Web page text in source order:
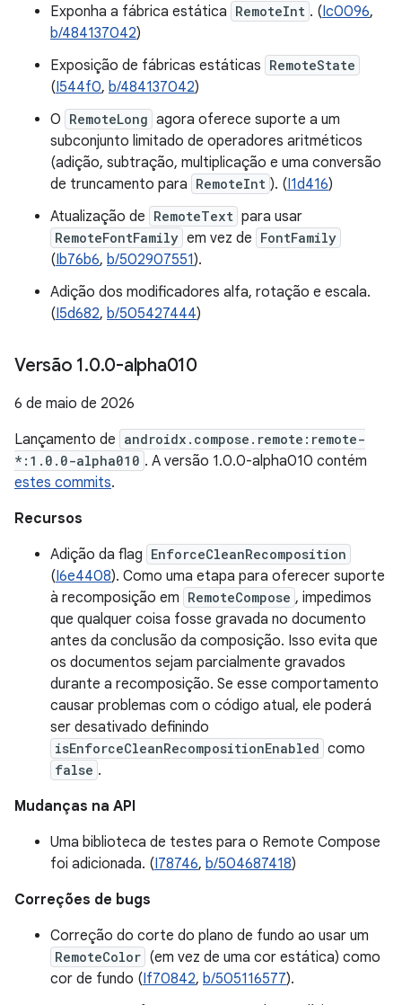
Exponha a fábrica estática RemoteInt . (Ic0096,
b/484137042)
Exposição de fábricas estáticas RemoteState
(I544f0, b/484137042)
O RemoteLong agora oferece suporte a um
subconjunto limitado de operadores aritméticos
(adição, subtração, multiplicação e uma conversão
de truncamento para RemoteInt ). (I1d416)
Atualização de RemoteText para usar
RemoteFontFamily em vez de FontFamily
(Ib76b6, b/502907551).
Adição dos modificadores alfa, rotação e escala.
(I5d682, b/505427444)
Versão 1.0.0-alpha010
6 de maio de 2026
Lançamento de androidx.compose.remote:remote-
*:1.0.0-alpha010 . A versão 1.0.0-alpha010 contém
estes commits.
Recursos
Adição da flag EnforceCleanRecomposition
(I6e4408). Como uma etapa para oferecer suporte
à recomposição em RemoteCompose , impedimos
que qualquer coisa fosse gravada no documento
antes da conclusão da composição. Isso evita que
os documentos sejam parcialmente gravados
durante a recomposição. Se esse comportamento
causar problemas com o código atual, ele poderá
ser desativado definindo
isEnforceCleanRecompositionEnabled como
false .
Mudanças na API
Uma biblioteca de testes para o Remote Compose
foi adicionada. (I78746, b/504687418)
Correções de bugs
Correção do corte do plano de fundo ao usar um
RemoteColor (em vez de uma cor estática) como
cor de fundo (If70842, b/505116577).